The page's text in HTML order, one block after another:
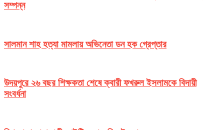
সম্পন্ন
সালমান শাহ হত্যা মামলায় অভিনেতা ডন হক গ্রেপ্তার
উদয়পুরে ২৬ বছর শিক্ষকতা শেষে ক্বারী ফখরুল ইসলামকে বিদায়ী
সংবর্ধনা